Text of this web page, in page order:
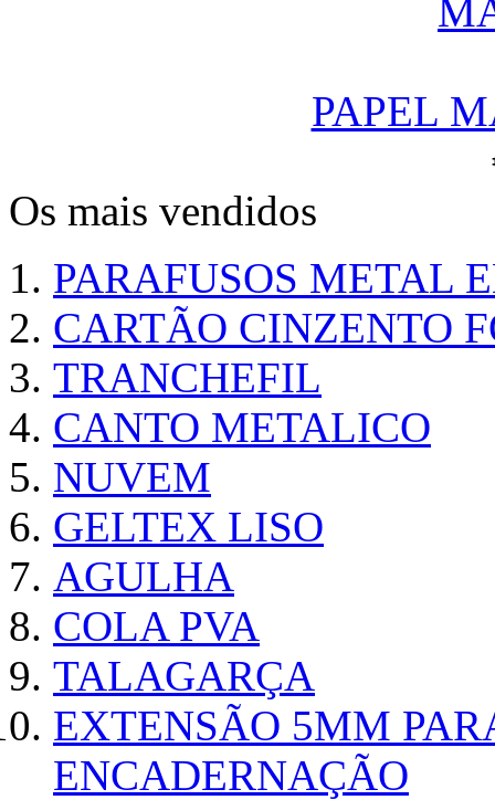
PAPEL
Os mais vendidos
PARAFUSOS METAL
CARTÃO CINZENTO
TRANCHEFIL
CANTO METALICO
NUVEM
GELTEX LISO
AGULHA
COLA PVA
TALAGARÇA
EXTENSÃO 5MM
ENCADERNAÇÃO